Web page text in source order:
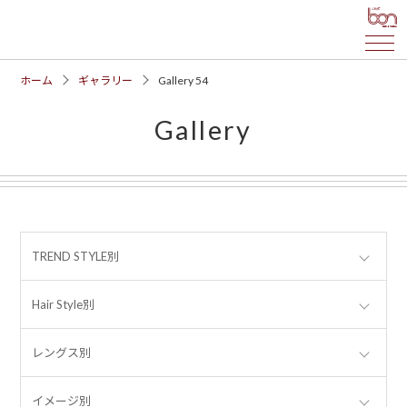
ホーム ギャラリー Gallery 54
Gallery
TREND STYLE別
Hair Style別
レングス別
イメージ別